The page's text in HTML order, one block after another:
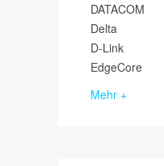
DATACOM
Delta
D-Link
EdgeCore
Mehr +